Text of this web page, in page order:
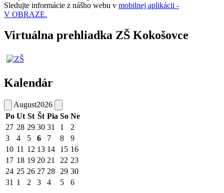
Sledujte informácie z nášho webu v mobilnej aplikácii -
V OBRAZE.
Virtuálna prehliadka ZŠ Kokošovce
Kalendár
August2026
Po Ut St Št Pia So Ne
27 28 29 30 31 1
2
3
4 5 6 7 8
9
10 11 12 13 14 15 16
17 18 19 20 21 22 23
24 25 26 27 28 29 30
31 1 2 3 4 5 6